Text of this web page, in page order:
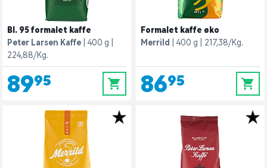
Bl. 95 formalet kaffe
Peter Larsen Kaffe
400 g
224,88/Kg.
89,95 0
Formalet kaffe øko
Merrild
400 g 217,38/Kg.
86,95 0